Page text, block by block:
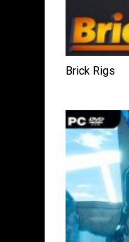
Brick Rigs